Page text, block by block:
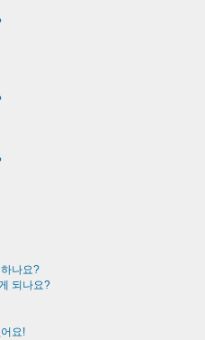
나요?
되나요?
요!